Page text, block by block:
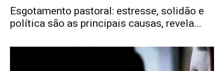
Esgotamento pastoral: estresse, solidão e
política são as principais causas, revela...